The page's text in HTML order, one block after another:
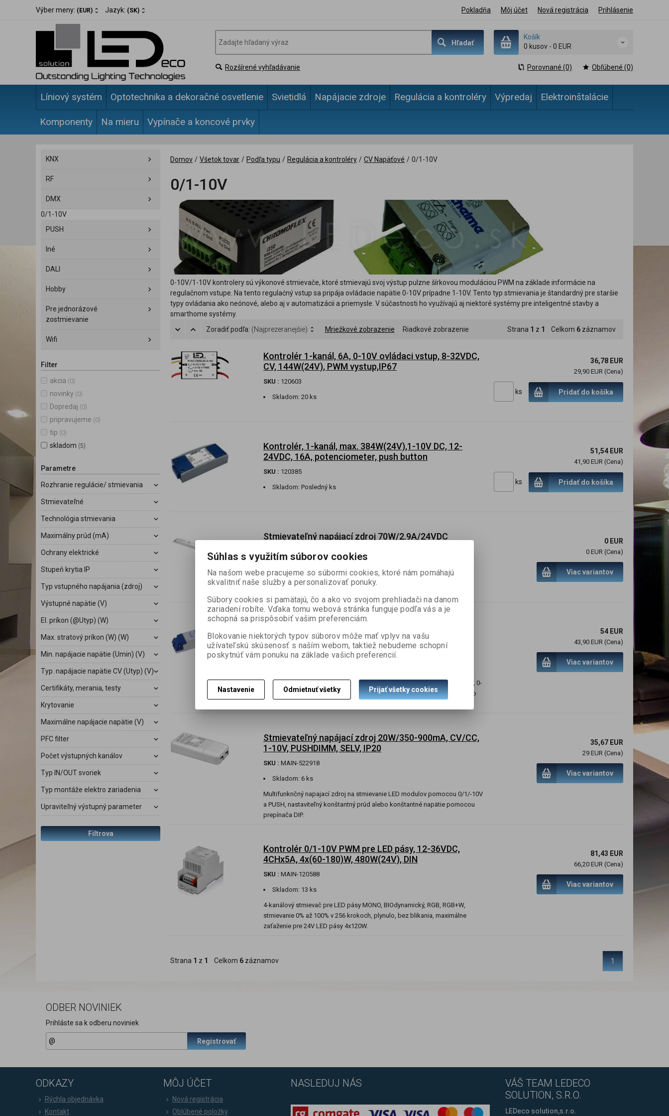
Výber meny: (EUR) Jazyk: (SK) Pokladňa Môj účet Nová registrácia Prihlásenie
Hľadať
Košík
0 kusov - 0 EUR
Rozšírené vyhľadávanie Porovnané (0) Obľúbené (0)
Líniový systém Optotechnika a dekoračné osvetlenie Svietidlá Napájacie zdroje Regulácia a kontroléry Výpredaj Elektroinštalácie
Komponenty Na mieru Vypínače a koncové prvky
KNX
RF
DMX
0/1-10V
PUSH
Iné
DALI
Hobby
Pre jednorázové
zostmievanie
Wifi
Filter
akcia (0)
novinky (0)
Dopredaj (0)
pripravujeme (0)
tip (0)
skladom (5)
Parametre
Rozhranie regulácie/ stmievania
Stmievateľné
Technológia stmievania
Maximálny prúd (mA)
Ochrany elektrické
Stupeň krytia IP
Typ vstupného napájania (zdroj)
Výstupné napätie (V)
El. príkon (@Utyp) (W)
Max. stratový príkon (W) (W)
Min. napájacie napätie (Umin) (V)
Typ. napájacie napätie CV (Utyp) (V)
Certifikáty, merania, testy
Krytovanie
Maximálne napájacie napätie (V)
PFC filter
Počet výstupných kanálov
Typ IN/OUT svoriek
Typ montáže elektro zariadenia
Upraviteľný výstupný parameter
Filtrova
Domov / Všetok tovar / Podľa typu / Regulácia a kontroléry / CV Napäťové / 0/1-10V
0/1-10V
0-10V/1-10V kontrolery sú výkonové stmievače, ktoré stmievajú svoj výstup pulzne šírkovou moduláciou PWM na základe informácie na
regulačnom vstupe. Na tento regulaćný vstup sa pripája ovládacie napätie 0-10V prípadne 1-10V. Tento typ stmievania je štandardný pre staršie
typy ovládania ako neónové, alebo aj v automatizácii a priemysle. V súčastnosti ho využívajú aj niektoré systémy pre inteligentné stavby a
smarthome systémy.
Zoradiť podľa: (Najprezeranejšie) Mriežkové zobrazenie Riadkové zobrazenie Strana 1 z 1 Celkom 6 záznamov
Kontrolér 1-kanál, 6A, 0-10V ovládaci vstup, 8-32VDC,
CV, 144W(24V), PWM vystup,IP67
SKU : 120603
Skladom: 20 ks
36,78 EUR
29,90 EUR (Cena)
ks Pridať do košíka
Kontrolér, 1-kanál, max. 384W(24V),1-10V DC, 12-
24VDC, 16A, potenciometer, push button
SKU : 120385
Skladom: Posledný ks
51,54 EUR
41,90 EUR (Cena)
ks Pridať do košíka
Stmievateľný napájací zdroj 70W/2.9A/24VDC
SKU : MAIN-522459
informujte sa
0 EUR
0 EUR (Cena)
Viac variantov
potenciometer,12-24VDC,12A, CV, 288W(24V)
SKU :MAIN-120305
Univerzálny stmievač na LED prostredníctvom DALI, stmievanie cez PUSH, 0-
10V, 1-10V alebo aj potenciometrom, zaťaženie 144-288W (12 - 24VDC), so
54 EUR
43,90 EUR (Cena)
Viac variantov
Stmievateľný napájací zdroj 20W/350-900mA, CV/CC,
1-10V, PUSHDIMM, SELV, IP20
SKU : MAIN-522918
Skladom: 6 ks
Multifunknčný napajací zdroj na stmievanie LED modulov pomocou 0/1/-10V
a PUSH, nastaviteľný konštantný prúd alebo konštantné napätie pomocou
prepínača DIP.
35,67 EUR
29 EUR (Cena)
Viac variantov
Kontrolér 0/1-10V PWM pre LED pásy, 12-36VDC,
4CHx5A, 4x(60-180)W, 480W(24V), DIN
SKU : MAIN-120588
Skladom: 13 ks
4-kanálový stmievač pre LED pásy MONO, BIOdynamický, RGB, RGB+W,
stmievanie 0% až 100% v 256 krokoch, plynulo, bez blikania, maximálne
zaťaženie pre 24V LED pásy 4x120W.
81,43 EUR
66,20 EUR (Cena)
Viac variantov
Strana 1 z 1 Celkom 6 záznamov 1
ODBER NOVINIEK
Prihláste sa k odberu noviniek
Registrovať
ODKAZY
Rýchla objednávka
Kontakt
MÔJ ÚČET
Nová registrácia
Oblúbené položky
NASLEDUJ NÁS
VÁŠ TEAM LEDECO
SOLUTION, S.R.O.
LEDeco solution,s.r.o.
Súhlas s využitím súborov cookies
Na našom webe pracujeme so súbormi cookies, ktoré nám pomáhajú
skvalitniť naše služby a personalizovať ponuky.
Súbory cookies si pamätajú, čo a ako vo svojom prehliadači na danom
zariadení robíte. Vďaka tomu webová stránka funguje podľa vás a je
schopná sa prispôsobiť vašim preferenciám.
Blokovanie niektorých typov súborov môže mať vplyv na vašu
užívateľskú skúsenosť s naším webom, taktiež nebudeme schopní
poskytnúť vám ponuku na základe vašich preferencií.
Nastavenie Odmietnuť všetky Prijať všetky cookies